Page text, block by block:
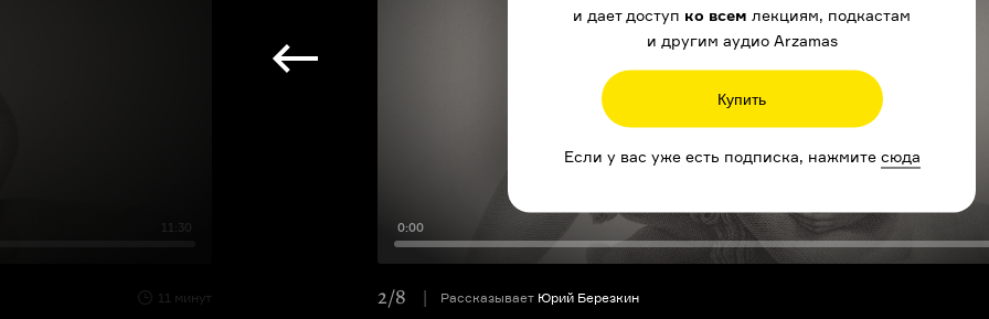
11:30
11 минут
и дает доступ ко всем лекциям, подкастам
и другим аудио Arzamas
Купить
Если у вас уже есть подписка, нажмите сюда
0:00
2/8 Рассказывает Юрий Березкин